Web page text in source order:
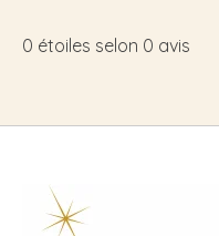
0 étoiles selon 0 avis